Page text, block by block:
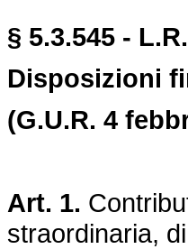
§ 5.3.545 -
Disposizioni
(G.U.R. 4
Art. 1.
straordinaria,